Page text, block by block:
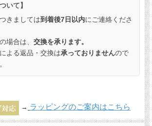
いて】
きましては到着後7日以内にご連絡くださ
場合は、 交換を承ります。
よる返品・交換は承っておりませんので
→ ラッピングのご案内はこちら